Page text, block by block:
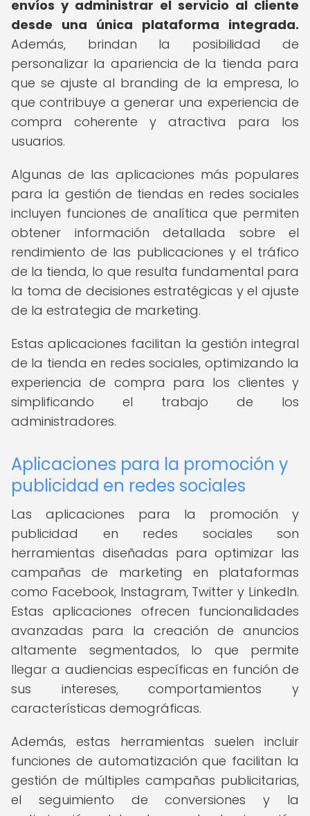
envíos y administrar el servicio al cliente
desde una única plataforma integrada.
Además, brindan la posibilidad de
personalizar la apariencia de la tienda para
que se ajuste al branding de la empresa, lo
que contribuye a generar una experiencia de
compra coherente y atractiva para los
usuarios.
Algunas de las aplicaciones más populares
para la gestión de tiendas en redes sociales
incluyen funciones de analítica que permiten
obtener información detallada sobre el
rendimiento de las publicaciones y el tráfico
de la tienda, lo que resulta fundamental para
la toma de decisiones estratégicas y el ajuste
de la estrategia de marketing.
Estas aplicaciones facilitan la gestión integral
de la tienda en redes sociales, optimizando la
experiencia de compra para los clientes y
simplificando el trabajo de los
administradores.
Aplicaciones para la promoción y
publicidad en redes sociales
Las aplicaciones para la promoción y
publicidad en redes sociales son
herramientas diseñadas para optimizar las
campañas de marketing en plataformas
como Facebook, Instagram, Twitter y LinkedIn.
Estas aplicaciones ofrecen funcionalidades
avanzadas para la creación de anuncios
altamente segmentados, lo que permite
llegar a audiencias específicas en función de
sus intereses, comportamientos y
características demográficas.
Además, estas herramientas suelen incluir
funciones de automatización que facilitan la
gestión de múltiples campañas publicitarias,
el seguimiento de conversiones y la